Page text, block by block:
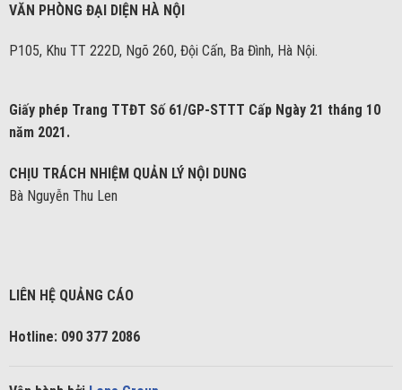
VĂN PHÒNG ĐẠI DIỆN HÀ NỘI
P105, Khu TT 222D, Ngõ 260, Đội Cấn, Ba Đình, Hà Nội.
Giấy phép Trang TTĐT Số 61/GP-STTT Cấp Ngày 21 tháng 10
năm 2021.
CHỊU TRÁCH NHIỆM QUẢN LÝ NỘI DUNG
Bà Nguyễn Thu Len
LIÊN HỆ QUẢNG CÁO
Hotline: 090 377 2086